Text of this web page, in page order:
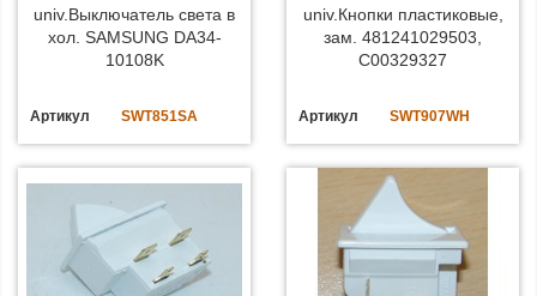
univ.Выключатель света в
хол. SAMSUNG DA34-
10108K
Артикул SWT851SA
univ.Кнопки пластиковые,
зам. 481241029503,
C00329327
Артикул SWT907WH